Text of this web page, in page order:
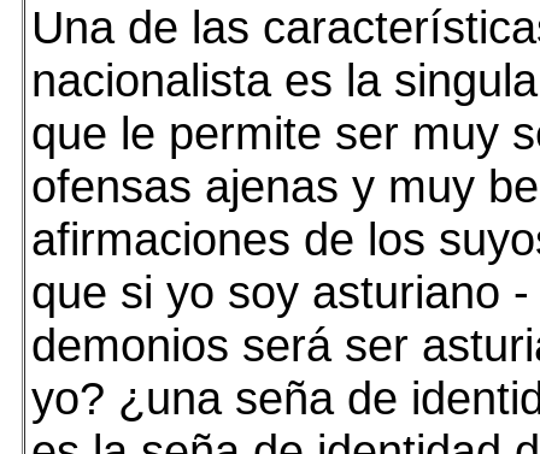
Una de las
nacionalista es la
que le permite ser muy
ofensas ajenas y muy
afirmaciones de los
que si yo soy asturiano
demonios será ser
yo? ¿una seña de